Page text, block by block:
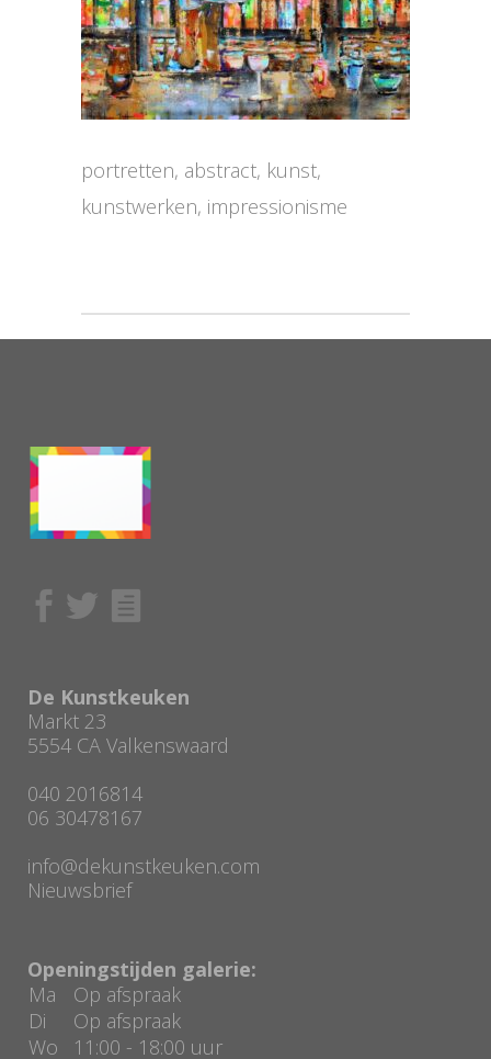
portretten, abstract, kunst,
kunstwerken, impressionisme
De Kunstkeuken
Markt 23
5554 CA Valkenswaard
040 2016814
06 30478167
info@dekunstkeuken.com
Nieuwsbrief
Openingstijden galerie:
Ma
Op afspraak
Di
Op afspraak
Wo
11:00 - 18:00 uur